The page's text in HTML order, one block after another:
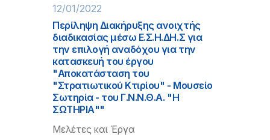
12/01/2022
Περίληψη Διακήρυξης ανοιχτής
διαδικασίας μέσω Ε.Σ.Η.ΔΗ.Σ για
την επιλογή αναδόχου για την
κατασκευή του έργου
"Αποκατάσταση του
"Στρατιωτικού Κτιρίου" - Μουσείο
Σωτηρία - του Γ.Ν.Ν.Θ.Α. "Η
ΣΩΤΗΡΙΑ""
Μελέτες και Έργα